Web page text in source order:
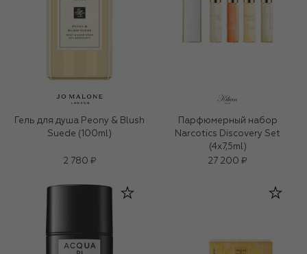
Гель для душа Peony & Blush
Suede (100ml)
2 780 ₽
Парфюмерный набор
Narcotics Discovery Set
(4x7,5ml)
27 200 ₽